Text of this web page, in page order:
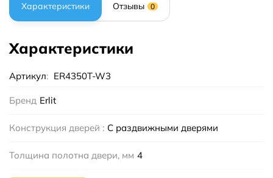
Характеристики Отзывы 0
Характеристики
Артикул: ER4350T-W3
Бренд Erlit
Конструкция дверей : С раздвижными дверями
Толщина полотна двери, мм 4